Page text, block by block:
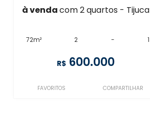
à vendacom 2 quartos - Tijuca
72m² 2 - 1
R$ 600.000
FAVORITOS COMPARTILHAR